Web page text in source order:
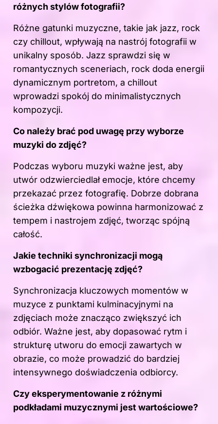
różnych stylów fotografii?
Różne gatunki muzyczne, takie jak jazz, rock
czy chillout, wpływają na nastrój fotografii w
unikalny sposób. Jazz sprawdzi się w
romantycznych sceneriach, rock doda energii
dynamicznym portretom, a chillout
wprowadzi spokój do minimalistycznych
kompozycji.
Co należy brać pod uwagę przy wyborze
muzyki do zdjęć?
Podczas wyboru muzyki ważne jest, aby
utwór odzwierciedlał emocje, które chcemy
przekazać przez fotografię. Dobrze dobrana
ścieżka dźwiękowa powinna harmonizować z
tempem i nastrojem zdjęć, tworząc spójną
całość.
Jakie techniki synchronizacji mogą
wzbogacić prezentację zdjęć?
Synchronizacja kluczowych momentów w
muzyce z punktami kulminacyjnymi na
zdjęciach może znacząco zwiększyć ich
odbiór. Ważne jest, aby dopasować rytm i
strukturę utworu do emocji zawartych w
obrazie, co może prowadzić do bardziej
intensywnego doświadczenia odbiorcy.
Czy eksperymentowanie z różnymi
podkładami muzycznymi jest wartościowe?